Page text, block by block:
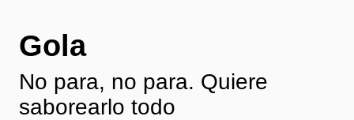
Gola
No para, no para. Quiere
saborearlo todo